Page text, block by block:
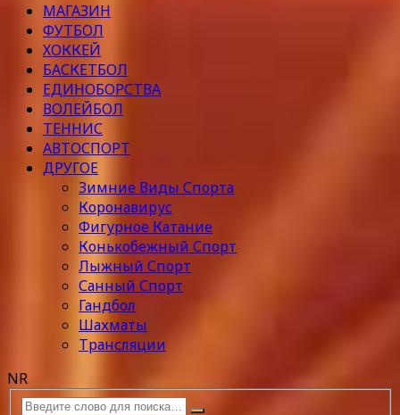
МАГАЗИН
ФУТБОЛ
ХОККЕЙ
БАСКЕТБОЛ
ЕДИНОБОРСТВА
ВОЛЕЙБОЛ
ТЕННИС
АВТОСПОРТ
ДРУГОЕ
Зимние Виды Спорта
Коронавирус
Фигурное Катание
Конькобежный Спорт
Лыжный Спорт
Санный Спорт
Гандбол
Шахматы
Трансляции
NR